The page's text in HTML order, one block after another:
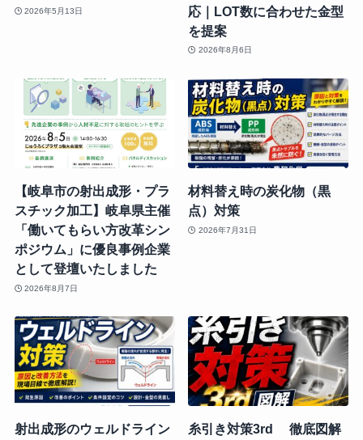
2026年5月13日
応｜LOT数に合わせた金型
を提案
2026年8月6日
【岐阜市の射出成形・プラ
スチック加工】岐阜県主催
「働いてもらい方改革シン
ポジウム」に優良事例企業
として登壇いたしました
2026年8月7日
材料替え時の炭化物（黒
点）対策
2026年7月31日
射出成形のウェルドライン
糸引き対策3rd 徹底図解